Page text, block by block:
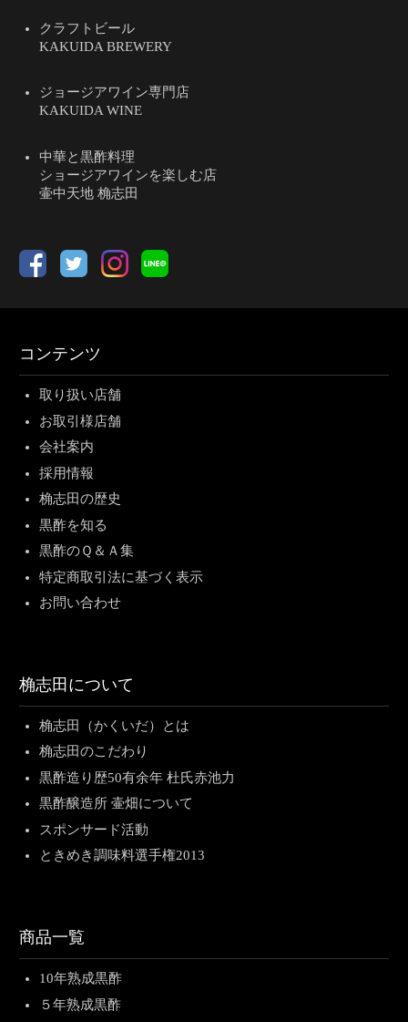
クラフトビール
KAKUIDA BREWERY
ジョージアワイン専門店
KAKUIDA WINE
中華と黒酢料理
ショージアワインを楽しむ店
壷中天地 桷志田
コンテンツ
取り扱い店舗
お取引様店舗
会社案内
採用情報
桷志田の歴史
黒酢を知る
黒酢のＱ＆Ａ集
特定商取引法に基づく表示
お問い合わせ
桷志田について
桷志田（かくいだ）とは
桷志田のこだわり
黒酢造り歴50有余年 杜氏赤池力
黒酢醸造所 壷畑について
スポンサード活動
ときめき調味料選手権2013
商品一覧
10年熟成黒酢
５年熟成黒酢